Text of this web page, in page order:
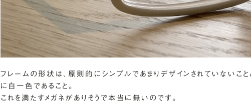
フレームの形状は、原則的にシンプルであまりデザインされていないこと
に白一色であること。
これを満たすメガネがありそうで本当に無いのです。